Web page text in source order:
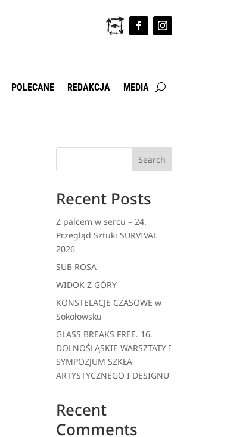
POLECANE REDAKCJA MEDIA
Search
Recent Posts
Z palcem w sercu – 24.
Przegląd Sztuki SURVIVAL
2026
SUB ROSA
WIDOK Z GÓRY
KONSTELACJE CZASOWE w
Sokołowsku
GLASS BREAKS FREE. 16.
DOLNOŚLĄSKIE WARSZTATY I
SYMPOZJUM SZKŁA
ARTYSTYCZNEGO I DESIGNU
Recent
Comments